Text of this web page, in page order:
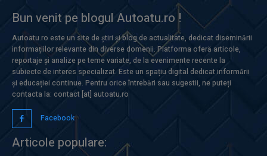
Bun venit pe blogul Autoatu.ro !
Autoatu.ro este un site de știri și blog de actualitate, dedicat diseminării
informațiilor relevante din diverse domenii. Platforma oferă articole,
reportaje și analize pe teme variate, de la evenimente recente la
subiecte de interes specializat. Este un spațiu digital dedicat informării
și educației continue. Pentru orice întrebări sau sugestii, ne puteți
contacta la: contact [at] autoatu.ro
Facebook
Articole populare: